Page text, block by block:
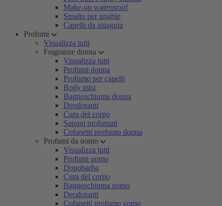
Make-up waterproof
Smalto per unghie
Capelli da spiaggia
Profumi
Visualizza tutti
Fragranze donna
Visualizza tutti
Profumi donna
Profumo per capelli
Body mist
Bagnoschiuma donna
Deodoranti
Cura del corpo
Saponi profumati
Cofanetti profumo donna
Profumi da uomo
Visualizza tutti
Profumi uomo
Dopobarba
Cura del corpo
Bagnoschiuma uomo
Deodoranti
Cofanetti profumo uomo